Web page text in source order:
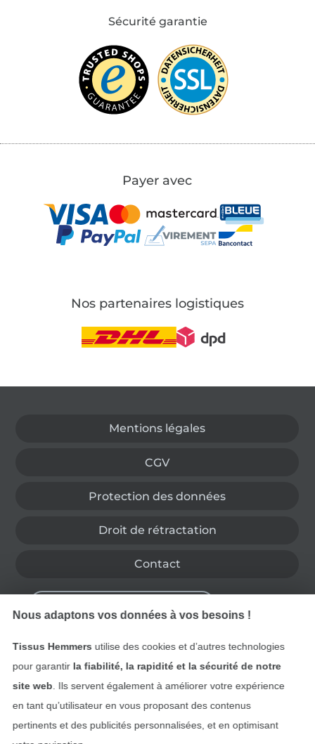
Sécurité garantie
Payer avec
Nos partenaires logistiques
Mentions légales
CGV
Protection des données
Droit de rétractation
Contact
Trouvez plus d’idées
Nous adaptons vos données à vos besoins !
Tissus Hemmers utilise des cookies et d’autres technologies
pour garantir la fiabilité, la rapidité et la sécurité de notre
site web . Ils servent également à améliorer votre expérience
en tant qu’utilisateur en vous proposant des contenus
pertinents et des publicités personnalisées, et en optimisant